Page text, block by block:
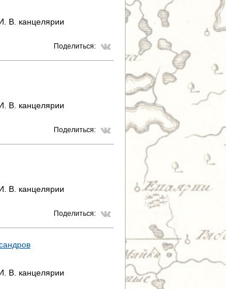
В. канцелярии
Поделиться:
В. канцелярии
Поделиться:
В. канцелярии
Поделиться:
В. канцелярии